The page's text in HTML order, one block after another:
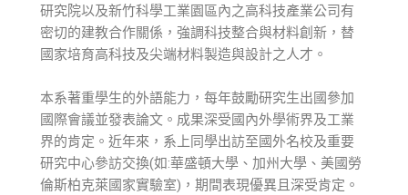
研究院以及新竹科學工業園區內之高科技產業公司有
密切的建教合作關係，強調科技整合與材料創新，替
國家培育高科技及尖端材料製造與設計之人才。
本系著重學生的外語能力，每年鼓勵研究生出國參加
國際會議並發表論文。成果深受國內外學術界及工業
界的肯定。近年來，系上同學出訪至國外名校及重要
研究中心參訪交換(如:華盛頓大學、加州大學、美國勞
倫斯柏克萊國家實驗室)，期間表現優異且深受肯定。